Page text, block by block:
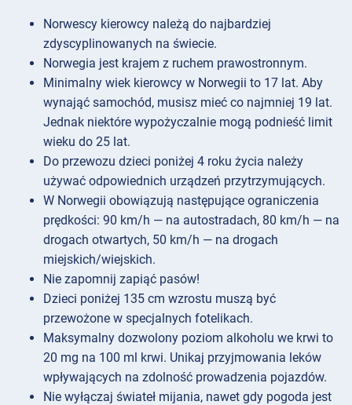
Norwescy kierowcy należą do najbardziej
zdyscyplinowanych na świecie.
Norwegia jest krajem z ruchem prawostronnym.
Minimalny wiek kierowcy w Norwegii to 17 lat. Aby
wynająć samochód, musisz mieć co najmniej 19 lat.
Jednak niektóre wypożyczalnie mogą podnieść limit
wieku do 25 lat.
Do przewozu dzieci poniżej 4 roku życia należy
używać odpowiednich urządzeń przytrzymujących.
W Norwegii obowiązują następujące ograniczenia
prędkości: 90 km/h — na autostradach, 80 km/h — na
drogach otwartych, 50 km/h — na drogach
miejskich/wiejskich.
Nie zapomnij zapiąć pasów!
Dzieci poniżej 135 cm wzrostu muszą być
przewożone w specjalnych fotelikach.
Maksymalny dozwolony poziom alkoholu we krwi to
20 mg na 100 ml krwi. Unikaj przyjmowania leków
wpływających na zdolność prowadzenia pojazdów.
Nie wyłączaj świateł mijania, nawet gdy pogoda jest